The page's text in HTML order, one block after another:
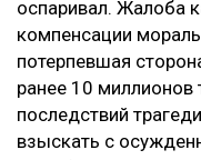
оспаривал. Жалоба
компенсации
потерпевшая
ранее 10 миллионов
последствий
взыскать с